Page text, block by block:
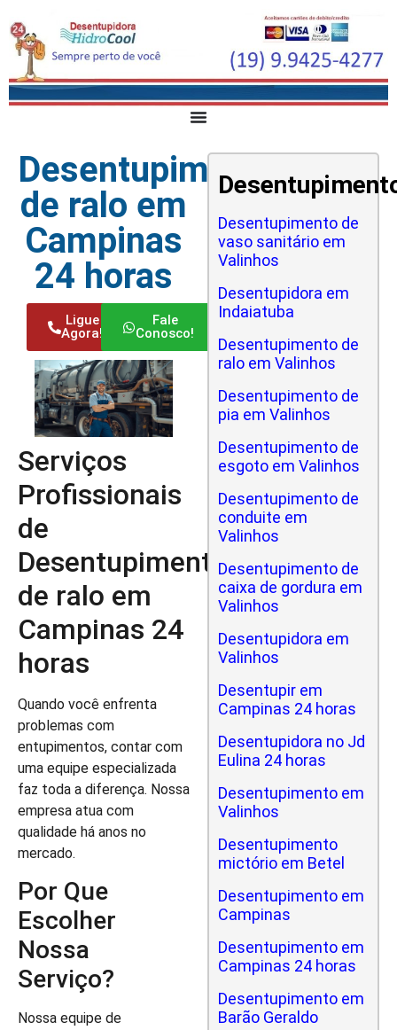
Desentupimento
de ralo em
Campinas
24 horas
Ligue
Agora!
Fale
Conosco!
Serviços
Profissionais
de
Desentupimento
de ralo em
Campinas 24
horas
Quando você enfrenta
problemas com
entupimentos, contar com
uma equipe especializada
faz toda a diferença. Nossa
empresa atua com
qualidade há anos no
mercado.
Por Que
Escolher
Nossa
Serviço?
Nossa equipe de
Desentupimento de
vaso sanitário em
Valinhos
Desentupidora em
Indaiatuba
Desentupimento de
ralo em Valinhos
Desentupimento de
pia em Valinhos
Desentupimento de
esgoto em Valinhos
Desentupimento de
conduite em
Valinhos
Desentupimento de
caixa de gordura em
Valinhos
Desentupidora em
Valinhos
Desentupir em
Campinas 24 horas
Desentupidora no Jd
Eulina 24 horas
Desentupimento em
Valinhos
Desentupimento
mictório em Betel
Desentupimento em
Campinas
Desentupimento em
Campinas 24 horas
Desentupimento em
Barão Geraldo